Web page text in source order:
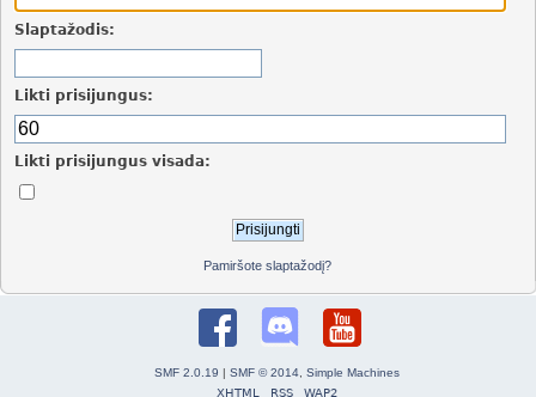
Slaptažodis:
Likti prisijungus:
Likti prisijungus visada:
Pamiršote slaptažodį?
SMF 2.0.19 | SMF © 2014, Simple Machines
XHTML
RSS WAP2